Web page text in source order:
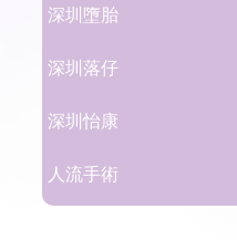
深圳墮胎
深圳落仔
深圳怡康
人流手術